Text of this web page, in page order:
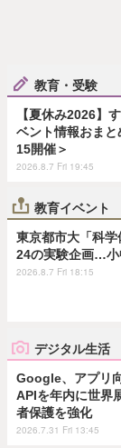
教育・受験
【夏休み2026】
ベント情報おまと
15開催＞
2026.8.7 Fri 19:45
教育イベント
東京都市大「科学
24の実験企画…小
2026.8.7 Fri 18:15
デジタル生活
Google、アプリ
APIを年内に世界
者保護を強化
2026.7.31 Fri 13:45